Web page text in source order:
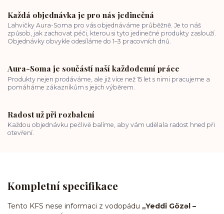
Každá objednávka je pro nás jedinečná
Lahvičky Aura-Soma pro vás objednáváme průběžně. Je to náš
způsob, jak zachovat péči, kterou si tyto jedinečné produkty zaslouží.
Objednávky obvykle odesíláme do 1–3 pracovních dnů.
Aura-Soma je součástí naší každodenní práce
Produkty nejen prodáváme, ale již více než 15 let s nimi pracujeme a
pomáháme zákazníkům s jejich výběrem.
Radost už při rozbalení
Každou objednávku pečlivě balíme, aby vám udělala radost hned při
otevření.
Kompletní specifikace
Tento KFS nese informaci z vodopádu „Yeddi Gözəl –